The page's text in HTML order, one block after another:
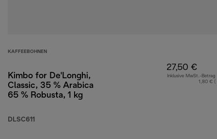
KAFFEEBOHNEN
Kimbo for De'Longhi,
Classic, 35 % Arabica
65 % Robusta, 1 kg
DLSC611
27,50 €
Inklusive MwSt.-Betrag
1,80 € (